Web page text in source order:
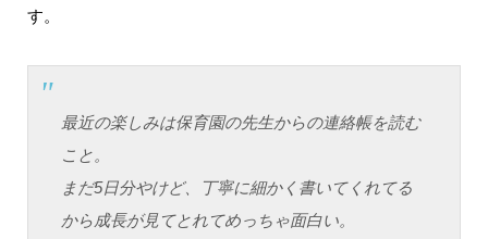
す。
最近の楽しみは保育園の先生からの連絡帳を読む
こと。
まだ5日分やけど、丁寧に細かく書いてくれてる
から成長が見てとれてめっちゃ面白い。